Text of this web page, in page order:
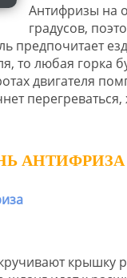
Антифризы на
градусов,
предпочитает
то любая горка
двигателя
крышку